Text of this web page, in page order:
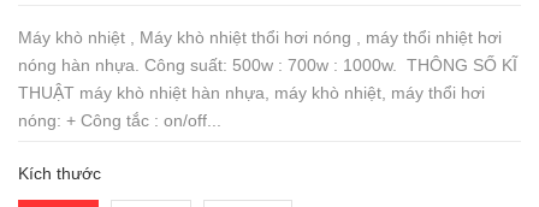
Máy khò nhiệt , Máy khò nhiệt thổi hơi nóng , máy thổi nhiệt hơi
nóng hàn nhựa. Công suất: 500w : 700w : 1000w. THÔNG SỐ KĨ
THUẬT máy khò nhiệt hàn nhựa, máy khò nhiệt, máy thổi hơi
nóng: + Công tắc : on/off...
Kích thước